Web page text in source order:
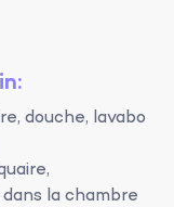
douche, lavabo
la chambre